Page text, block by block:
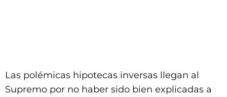
Las polémicas hipotecas inversas llegan al
Supremo por no haber sido bien explicadas a